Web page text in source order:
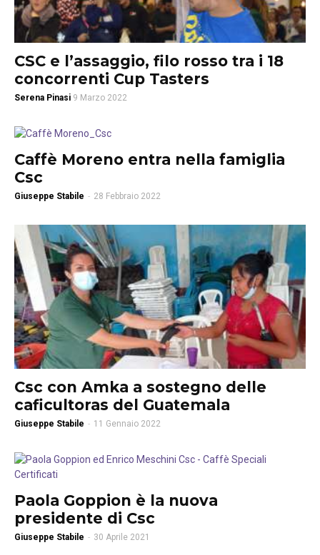
CSC e l’assaggio, filo rosso tra i 18
concorrenti Cup Tasters
Serena Pinasi 9 Marzo 2022
Caffè Moreno entra nella famiglia
Csc
Giuseppe Stabile - 28 Febbraio 2022
Csc con Amka a sostegno delle
caficultoras del Guatemala
Giuseppe Stabile - 11 Gennaio 2022
Paola Goppion è la nuova
presidente di Csc
Giuseppe Stabile - 30 Aprile 2021